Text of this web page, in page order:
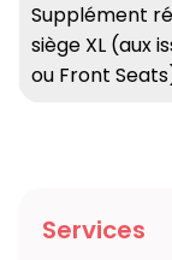
Supplément
siège XL (aux
ou Front
Services